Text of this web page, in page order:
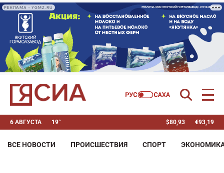
РЕКЛАМА • YGMZ.RU
6 АВГУСТА 19° $80,93 €93,19
ВСЕ НОВОСТИ ПРОИСШЕСТВИЯ СПОРТ